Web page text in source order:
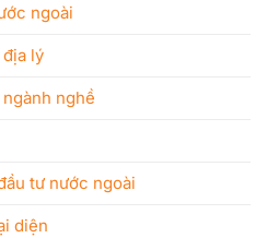
ngoài
lý
nghề
tư nước ngoài
diện